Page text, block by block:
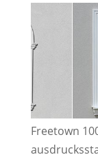
Freetown